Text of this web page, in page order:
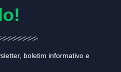
boletim informativo e